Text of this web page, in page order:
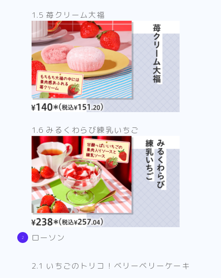
1.5 苺クリーム大福
1.6 みるくわらび練乳いちご
ローソン
2.1 いちごのトリコ！ベリーベリーケーキ